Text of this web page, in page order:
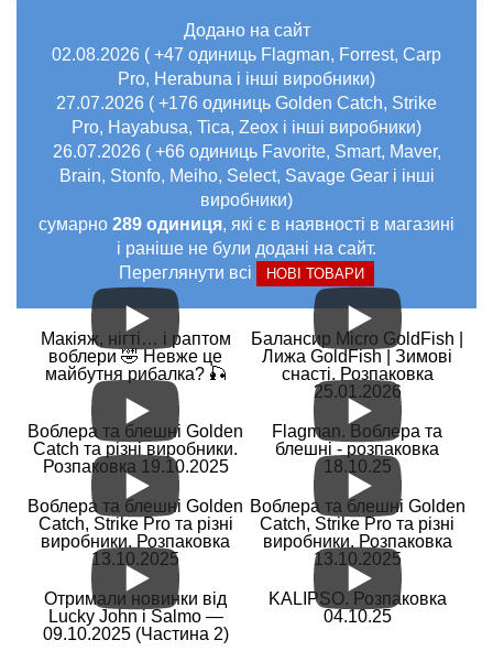
Додано на сайт
02.08.2026 ( +47 одиниць Flagman, Forrest, Carp
Pro, Herabuna і інші виробники)
27.07.2026 ( +176 одиниць Golden Catch, Strike
Pro, Hayabusa, Tica, Zeox і інші виробники)
26.07.2026 ( +66 одиниць Favorite, Smart, Maver,
Brain, Stonfo, Meiho, Select, Savage Gear і інші
виробники)
сумарно 289 одиниця, які є в наявності в магазині
і раніше не були додані на сайт.
Переглянути всі
НОВІ ТОВАРИ
Макіяж, нігті… і раптом
воблери 🤣 Невже це
майбутня рибалка? 🎣
Балансир Micro GoldFish |
Лижа GoldFish | Зимові
снасті. Розпаковка
25.01.2026
Воблера та блешні Golden
Catch та різні виробники.
Розпаковка 19.10.2025
Flagman. Воблера та
блешні - розпаковка
18.10.25
Воблера та блешні Golden
Catch, Strike Pro та різні
виробники. Розпаковка
13.10.2025
Воблера та блешні Golden
Catch, Strike Pro та різні
виробники. Розпаковка
13.10.2025
Отримали новинки від
Lucky John і Salmo —
09.10.2025 (Частина 2)
KALIPSO. Розпаковка
04.10.25